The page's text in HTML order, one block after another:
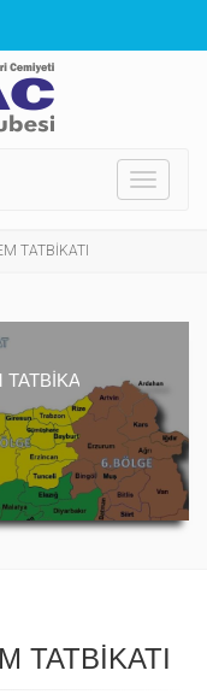
Toggle
TATBİKATI
TATBİKATI